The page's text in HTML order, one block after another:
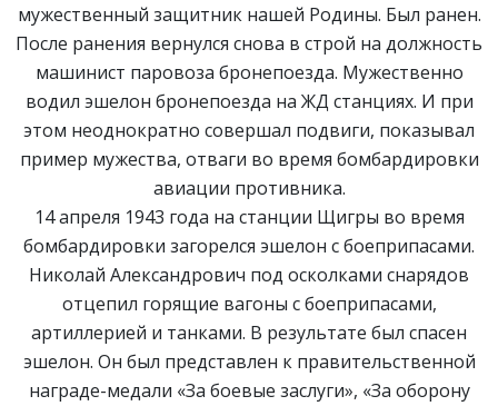
мужественный защитник нашей Родины. Был ранен.
После ранения вернулся снова в строй на должность
машинист паровоза бронепоезда. Мужественно
водил эшелон бронепоезда на ЖД станциях. И при
этом неоднократно совершал подвиги, показывал
пример мужества, отваги во время бомбардировки
авиации противника.
14 апреля 1943 года на станции Щигры во время
бомбардировки загорелся эшелон с боеприпасами.
Николай Александрович под осколками снарядов
отцепил горящие вагоны с боеприпасами,
артиллерией и танками. В результате был спасен
эшелон. Он был представлен к правительственной
награде-медали «За боевые заслуги», «За оборону